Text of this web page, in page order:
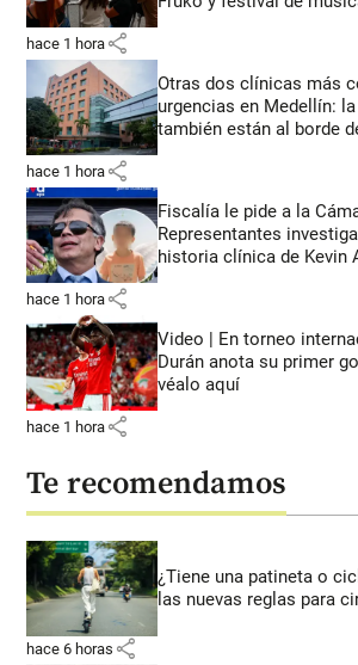
hace 1 hora share
Otras dos clínicas más
urgencias en Medellín:
también están al borde
hace 1 hora share
Fiscalía le pide a la
Representantes
historia clínica de Kevin
hace 1 hora share
Video | En torneo
Durán anota su primer
véalo aquí
hace 1 hora share
Te recomendamos
¿Tiene una patineta o
las nuevas reglas para
hace 6 horas share